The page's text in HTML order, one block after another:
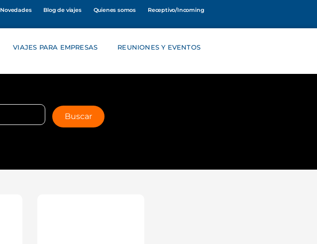
Novedades Blog de viajes Quienes somos Receptivo/Incoming
VIAJES PARA EMPRESAS REUNIONES Y EVENTOS